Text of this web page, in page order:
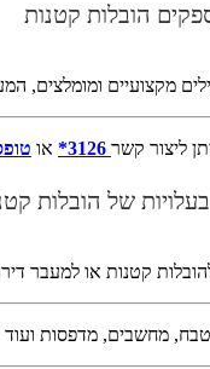
הובלות קטנות
מקצועיים ומומלצים,
ליצור קשר או
של הובלות
קטנות או למעבר
מחשבים, מדפסות ועוד